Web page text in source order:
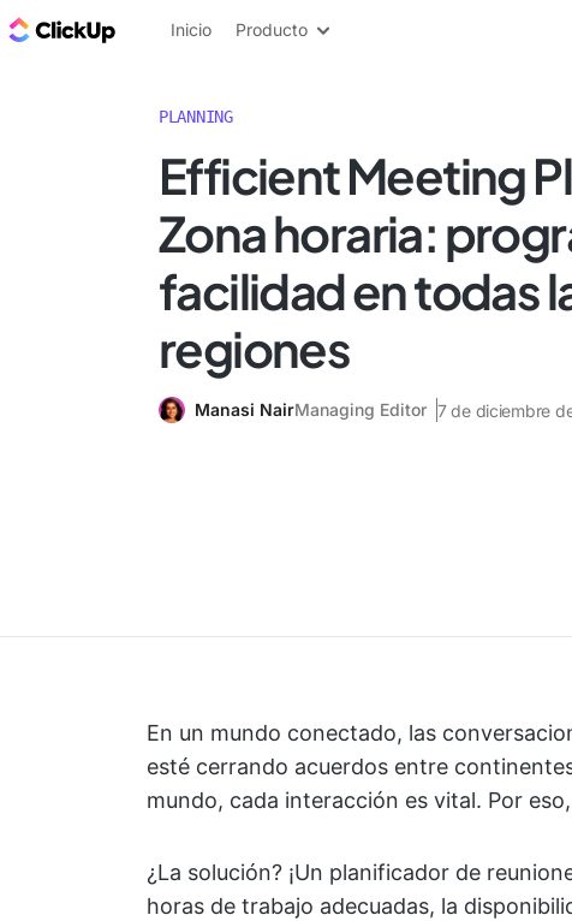
ClickUp Blog
Inicio Producto
PLANNING
Efficient Meeting
Zona horaria:
facilidad en todas
regiones
Manasi NairManaging Editor 7 de diciembre
En un mundo conectado, las
esté cerrando acuerdos entre
mundo, cada interacción es vital. Por
¿La solución? ¡Un planificador de
horas de trabajo adecuadas, la